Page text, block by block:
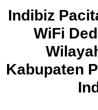
Indibiz
WiFi
Kabupaten